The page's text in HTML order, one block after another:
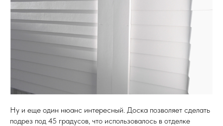
Ну и еще один нюанс интересный. Доска позволяет сделать
подрез под 45 градусов, что использовалось в отделке